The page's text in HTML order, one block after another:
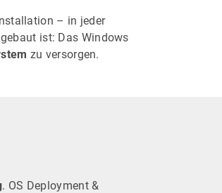
– in jeder
ist: Das Windows
zu versorgen.
. OS Deployment &